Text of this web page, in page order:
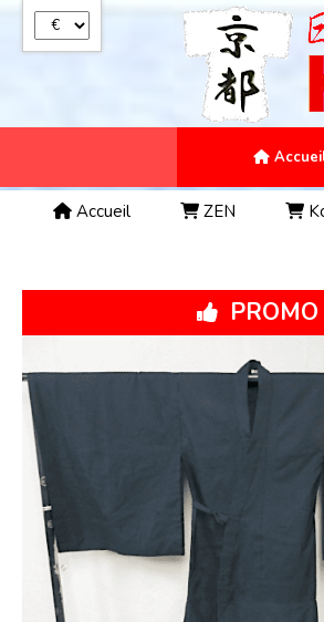
Accueil ZEN
PROMO
Panneau de gestion des cookies